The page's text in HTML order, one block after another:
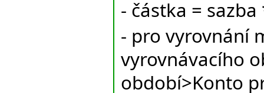
- částka =
- pro vyrovnání
vyrovnávacího
období>Konto